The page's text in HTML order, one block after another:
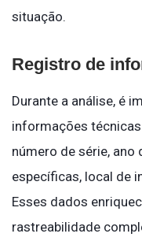
situação.
Registro de
Durante a análise, é
informações
número de série,
específicas, local de
Esses dados
rastreabilidade